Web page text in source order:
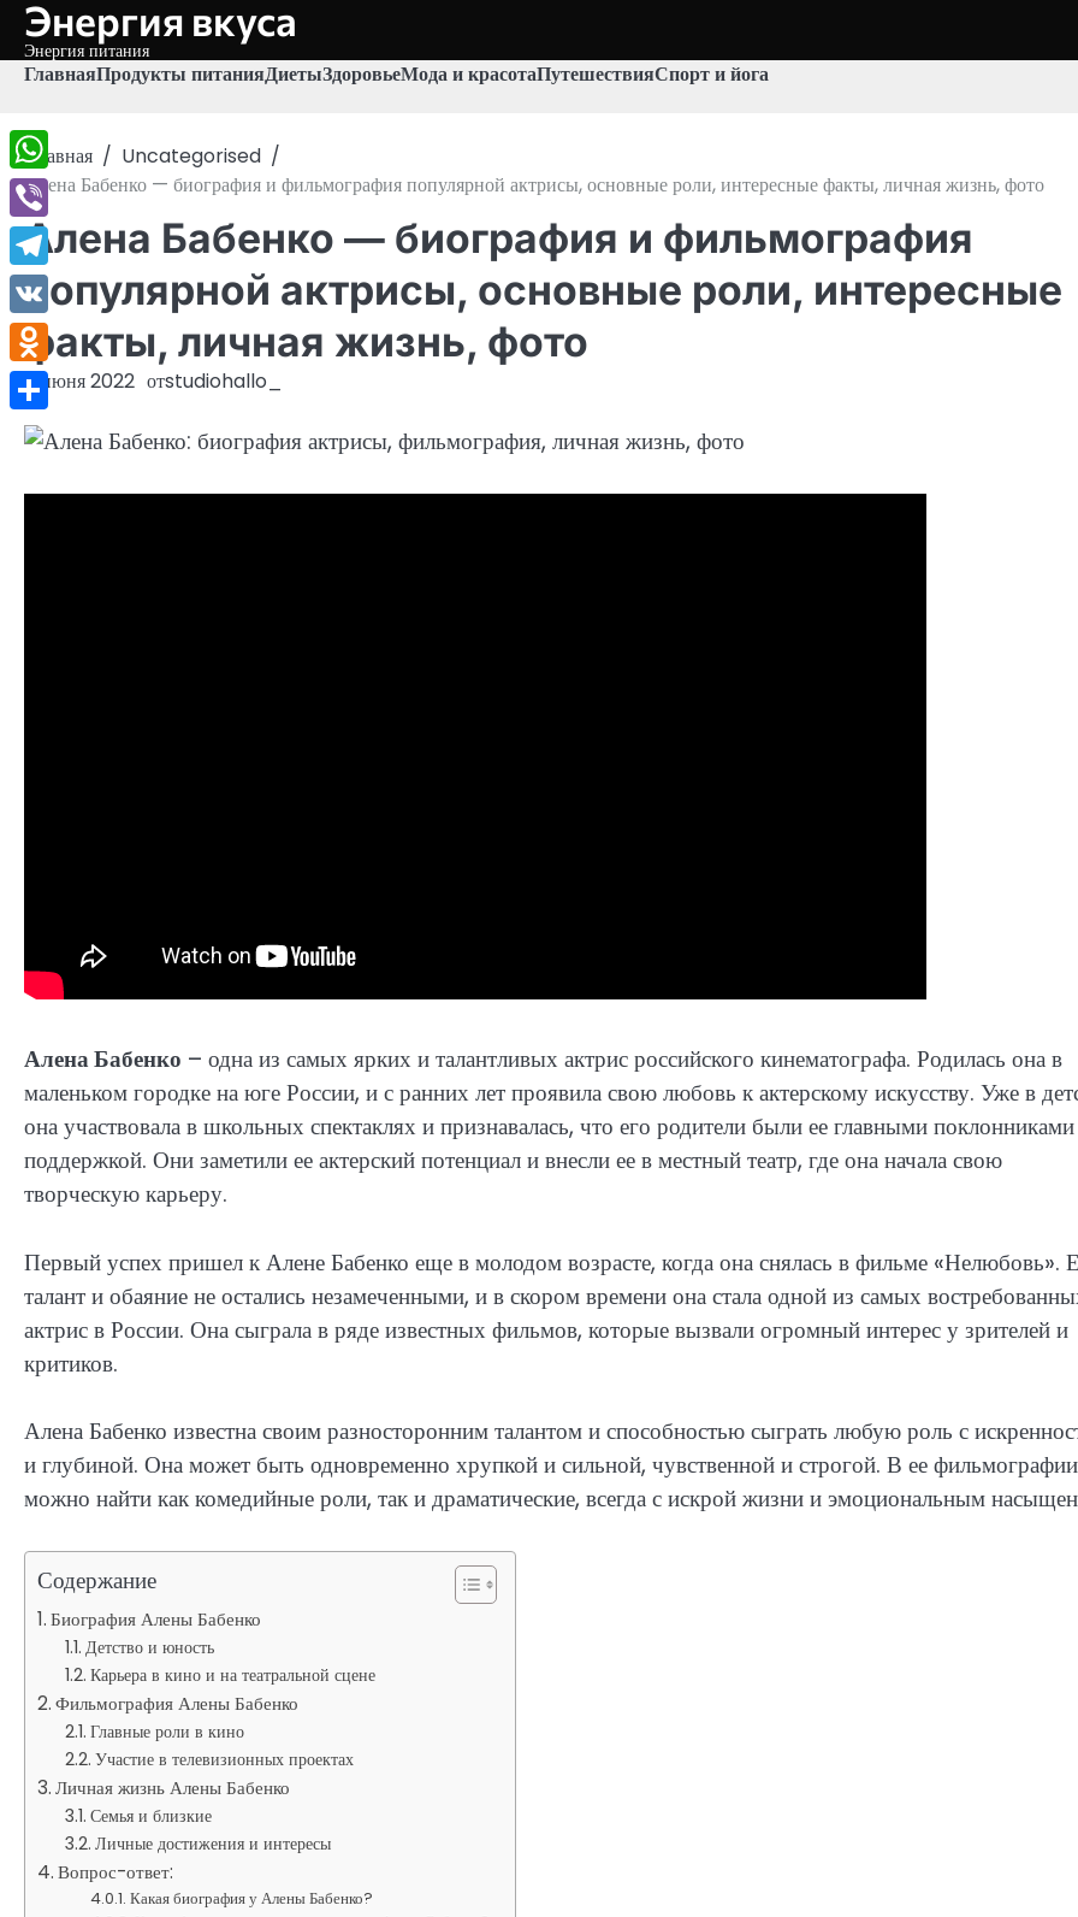
Перейти
содержимому
Энергия вкуса
Энергия питания
ГлавнаяПродукты питанияДиетыЗдоровьеМода и красотаПутешествияСпорт и йога
Главная
Uncategorised
Алена Бабенко — биография и фильмография популярной актрисы, основные роли, интересные факты, личная жизнь, фото
Алена Бабенко — биография и фильмография
популярной актрисы, основные роли, интересные
факты, личная жизнь, фото
6 июня 2022 отstudiohallo_
Алена Бабенко – одна из самых ярких и талантливых актрис российского кинематографа. Родилась она в
маленьком городке на юге России, и с ранних лет проявила свою любовь к актерскому искусству. Уже в
она участвовала в школьных спектаклях и признавалась, что его родители были ее главными
поддержкой. Они заметили ее актерский потенциал и внесли ее в местный театр, где она начала свою
творческую карьеру.
Первый успех пришел к Алене Бабенко еще в молодом возрасте, когда она снялась в фильме «Нелюбовь».
талант и обаяние не остались незамеченными, и в скором времени она стала одной из самых
актрис в России. Она сыграла в ряде известных фильмов, которые вызвали огромный интерес у зрителей и
критиков.
Алена Бабенко известна своим разносторонним талантом и способностью сыграть любую роль с
и глубиной. Она может быть одновременно хрупкой и сильной, чувственной и строгой. В ее фильмографии
можно найти как комедийные роли, так и драматические, всегда с искрой жизни и эмоциональным
Содержание
Биография Алены Бабенко
Детство и юность
Карьера в кино и на театральной сцене
Фильмография Алены Бабенко
Главные роли в кино
Участие в телевизионных проектах
Личная жизнь Алены Бабенко
Семья и близкие
Личные достижения и интересы
Вопрос-ответ:
Какая биография у Алены Бабенко?
WhatsApp
Viber
Telegram
VK
Odnoklassniki
Отправить